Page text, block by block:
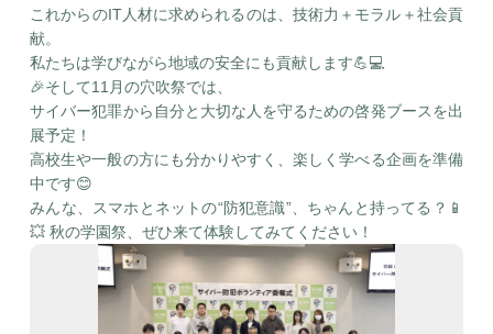
これからのIT人材に求められるのは、技術力＋モラル＋社会貢
献。
私たちは学びながら地域の安全にも貢献します💪💻
🎉そして11月の穴吹祭では、
サイバー犯罪から自分と大切な人を守るための啓発ブースを出
展予定！
高校生や一般の方にも分かりやすく、楽しく学べる企画を準備
中です😊
みんな、スマホとネットの“防犯意識”、ちゃんと持ってる？📱
💥 秋の学園祭、ぜひ来て体験してみてください！